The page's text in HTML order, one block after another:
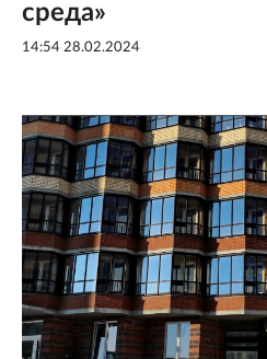
среда»
14:54 28.02.2024